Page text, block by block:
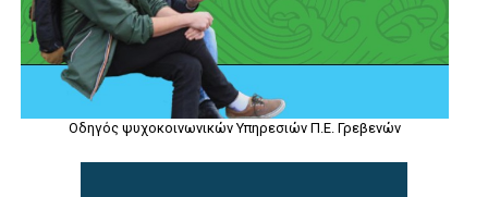
Οδηγός ψυχοκοινωνικών Υπηρεσιών Π.Ε. Γρεβενών